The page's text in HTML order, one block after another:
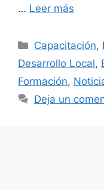
… Leer más
Categorías
Capacitación,
Desarrollo Local,
Formación,
Deja un